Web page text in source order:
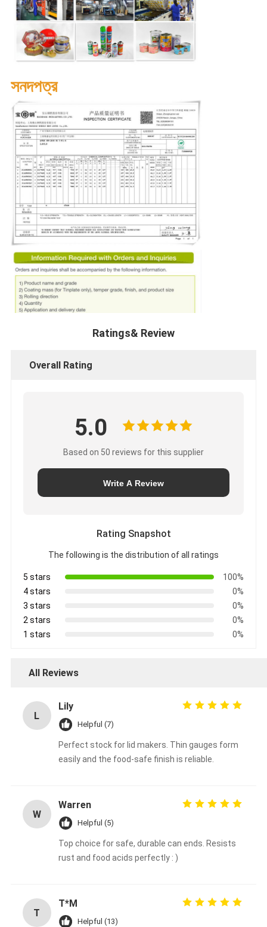
সনদপত্র
Ratings& Review
Overall Rating
5.0
Based on 50 reviews for this supplier
Write A Review
Rating Snapshot
The following is the distribution of all ratings
5 stars
100%
4 stars
0%
3 stars
0%
2 stars
0%
1 stars
0%
All Reviews
L
Lily
Helpful (7)
Perfect stock for lid makers. Thin gauges form
easily and the food-safe finish is reliable.
W
Warren
Helpful (5)
Top choice for safe, durable can ends. Resists
rust and food acids perfectly : )
T
T*M
Helpful (13)